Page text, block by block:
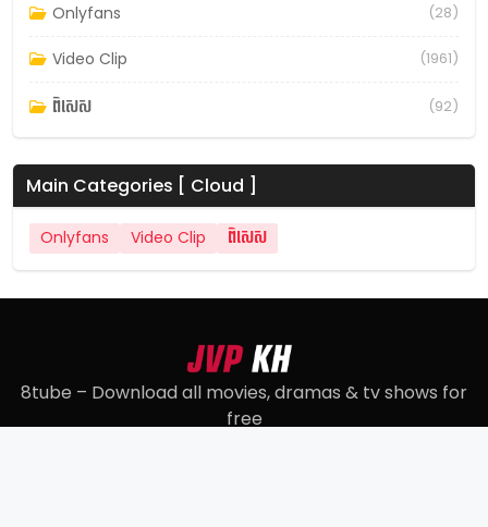
Onlyfans (28)
Video Clip (1961)
ពិសេស (92)
Main Categories [ Cloud ]
Onlyfans Video Clip ពិសេស
8tube – Download all movies, dramas & tv shows for
free